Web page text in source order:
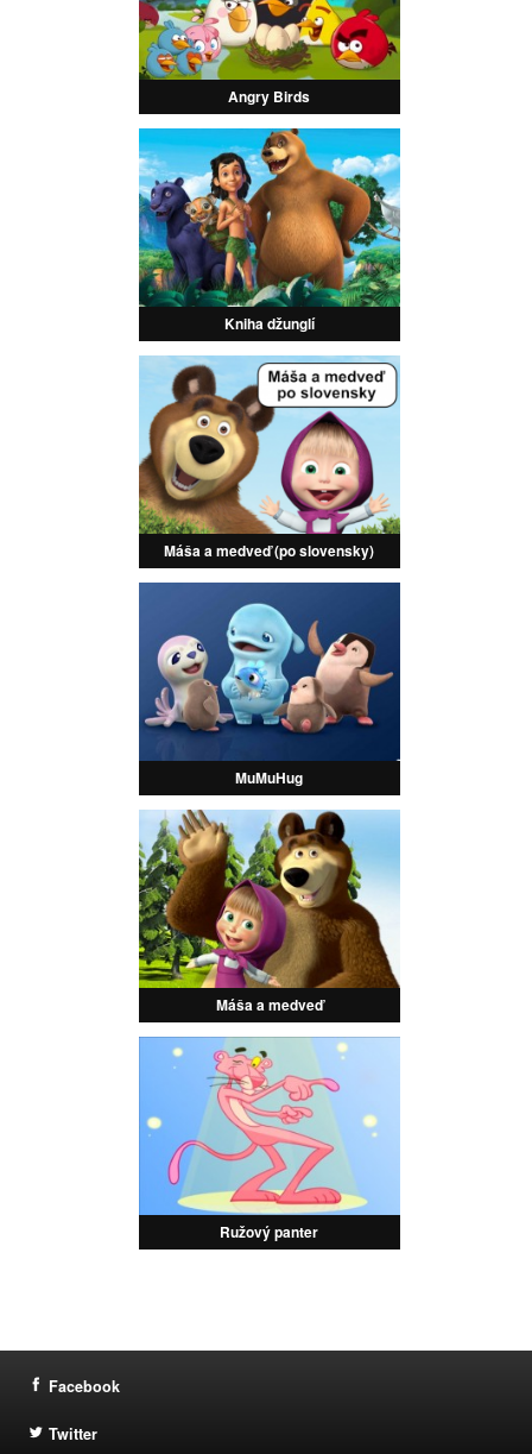
Angry Birds
Kniha džunglí
Máša a medveď (po slovensky)
MuMuHug
Máša a medveď
Ružový panter
Facebook
Twitter